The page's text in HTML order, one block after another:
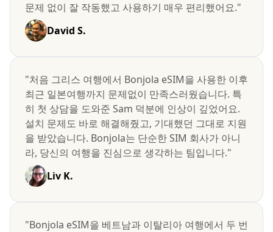
문제 없이 잘 작동했고 사용하기 매우 편리했어요."
David S.
"처음 그리스 여행에서 Bonjola eSIM을 사용한 이후
최근 일본여행까지 문제없이 만족스러웠습니다. 특
히 첫 상담을 도와준 Sam 덕분에 인상이 깊었어요.
설치 문제도 바로 해결해줬고, 기대했던 그대로 지원
을 받았습니다. Bonjola는 단순한 SIM 회사가 아니
라, 당신의 여행을 진심으로 생각하는 팀입니다."
Liv K.
"Bonjola eSIM을 베트남과 이탈리아 여행에서 두 번